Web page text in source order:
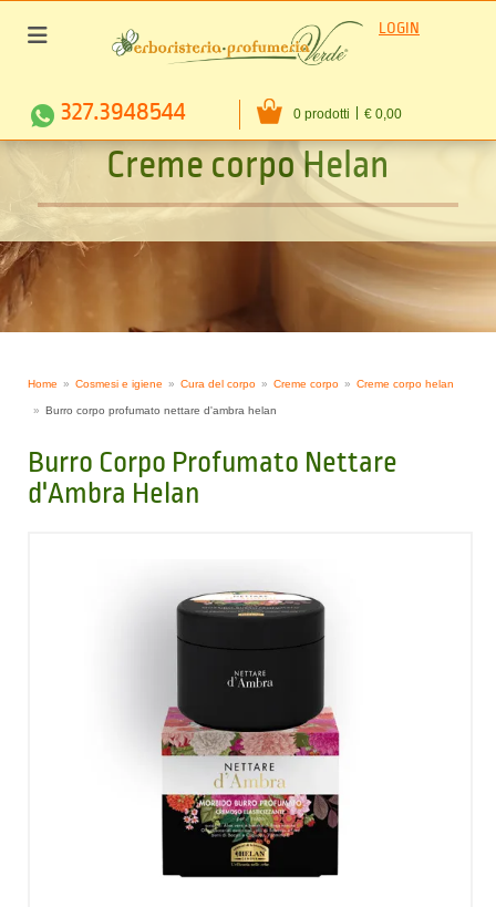
LOGIN
327.3948544 0 prodotti € 0,00
Creme corpoHelan
Home Cosmesi e igiene Cura del corpo Creme corpo Creme corpo helan
Burro corpo profumato nettare d'ambra helan
Burro Corpo Profumato Nettare
d'Ambra Helan